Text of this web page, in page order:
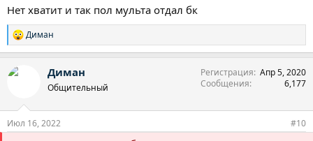
Нет хватит и так пол мульта отдал бк
Р
е
к
Диман
Диман
Общительный
Регистрация Апр 5, 2020
Сообщения
6,177
Июл 16, 2022 #10